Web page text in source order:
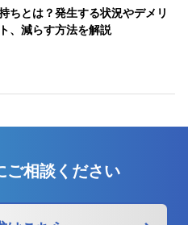
ちとは？発生する状況やデメリ
、減らす方法を解説
ご相談ください